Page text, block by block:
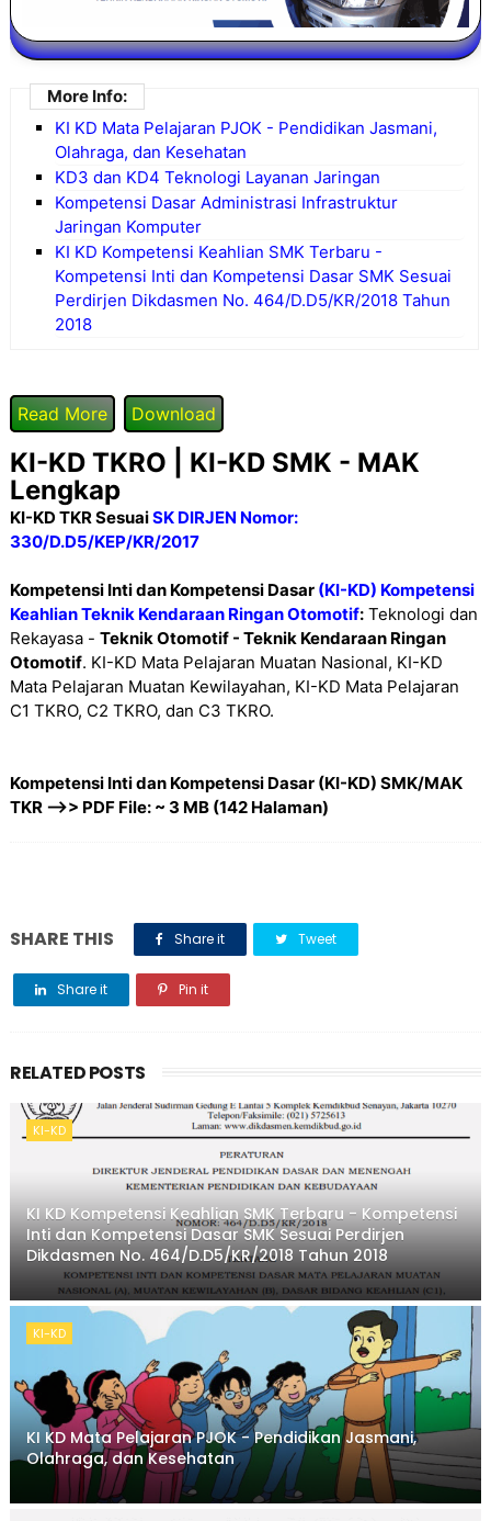
More Info:
KI KD Mata Pelajaran PJOK - Pendidikan Jasmani,
Olahraga, dan Kesehatan
KD3 dan KD4 Teknologi Layanan Jaringan
Kompetensi Dasar Administrasi Infrastruktur
Jaringan Komputer
KI KD Kompetensi Keahlian SMK Terbaru -
Kompetensi Inti dan Kompetensi Dasar SMK Sesuai
Perdirjen Dikdasmen No. 464/D.D5/KR/2018 Tahun
2018
Read More Download
KI-KD TKRO | KI-KD SMK - MAK
Lengkap
KI-KD TKR SesuaiSK DIRJEN Nomor:
330/D.D5/KEP/KR/2017
Kompetensi Inti dan Kompetensi Dasar (KI-KD) Kompetensi
Keahlian Teknik Kendaraan Ringan Otomotif:Teknologi dan
Rekayasa - Teknik Otomotif - Teknik Kendaraan Ringan
Otomotif. KI-KD Mata Pelajaran Muatan Nasional, KI-KD
Mata Pelajaran Muatan Kewilayahan, KI-KD Mata Pelajaran
C1 TKRO, C2 TKRO, dan C3 TKRO.
Kompetensi Inti dan Kompetensi Dasar (KI-KD) SMK/MAK
TKR -->> PDF File: ~ 3 MB (142 Halaman)
SHARE THIS Share it Tweet
Share it Pin it
RELATED POSTS
KI-KD
KI KD Kompetensi Keahlian SMK Terbaru - Kompetensi
Inti dan Kompetensi Dasar SMK Sesuai Perdirjen
Dikdasmen No. 464/D.D5/KR/2018 Tahun 2018
KI-KD
KI KD Mata Pelajaran PJOK - Pendidikan Jasmani,
Olahraga, dan Kesehatan